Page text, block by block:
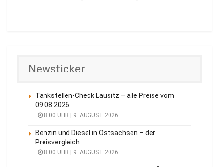
Newsticker
Tankstellen-Check Lausitz – alle Preise vom
09.08.2026
8:00 UHR | 9. AUGUST 2026
Benzin und Diesel in Ostsachsen – der
Preisvergleich
8:00 UHR | 9. AUGUST 2026